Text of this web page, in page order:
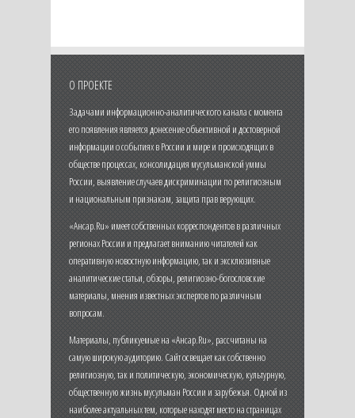
О ПРОЕКТЕ
Задачами информационно-аналитического канала с момента
его появления является донесение объективной и достоверной
информации о событиях в России и мире и происходящих в
обществе процессах, консолидация мусульманской уммы
России, выявление случаев дискриминации по религиозным
и национальным признакам, защита прав верующих.
«Ансар.Ru» имеет собственных корреспондентов в различных
регионах России и предлагает вниманию читателей как
оперативную новостную информацию, так и эксклюзивные
аналитические статьи, обзоры, религиозно-богословские
материалы, мнения известных экспертов по различным
вопросам.
Материалы, публикуемые на «Ансар.Ru», рассчитаны на
самую широкую аудиторию. Сайт освещает как собственно
религиозную, так и политическую, экономическую, культурную,
общественную жизнь мусульман России и зарубежья. Одной из
наиболее актуальных тем, которые находят место на страницах